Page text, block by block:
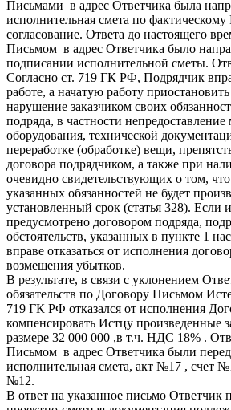
Письмами в адрес Ответчика была
исполнительная смета по фактическому
согласование. Ответа до настоящего
Письмом в адрес Ответчика было
подписании исполнительной сметы.
Согласно ст. 719 ГК РФ, Подрядчик
работе, а начатую работу приостановить
нарушение заказчиком своих
подряда, в частности непредоставление
оборудования, технической
переработке (обработке) вещи,
договора подрядчиком, а также при
очевидно свидетельствующих о том,
указанных обязанностей не будет
установленный срок (статья 328). Если
предусмотрено договором подряда,
обстоятельств, указанных в пункте 1
вправе отказаться от исполнения
возмещения убытков.
В результате, в связи с уклонением
обязательств по Договору Письмом
719 ГК РФ отказался от исполнения
компенсировать Истцу произведенные
размере 32 000 000 ,в т.ч. НДС 18% .
Письмом в адрес Ответчика были
исполнительная смета, акт №17 , счет
№12.
В ответ на указанное письмо Ответчик